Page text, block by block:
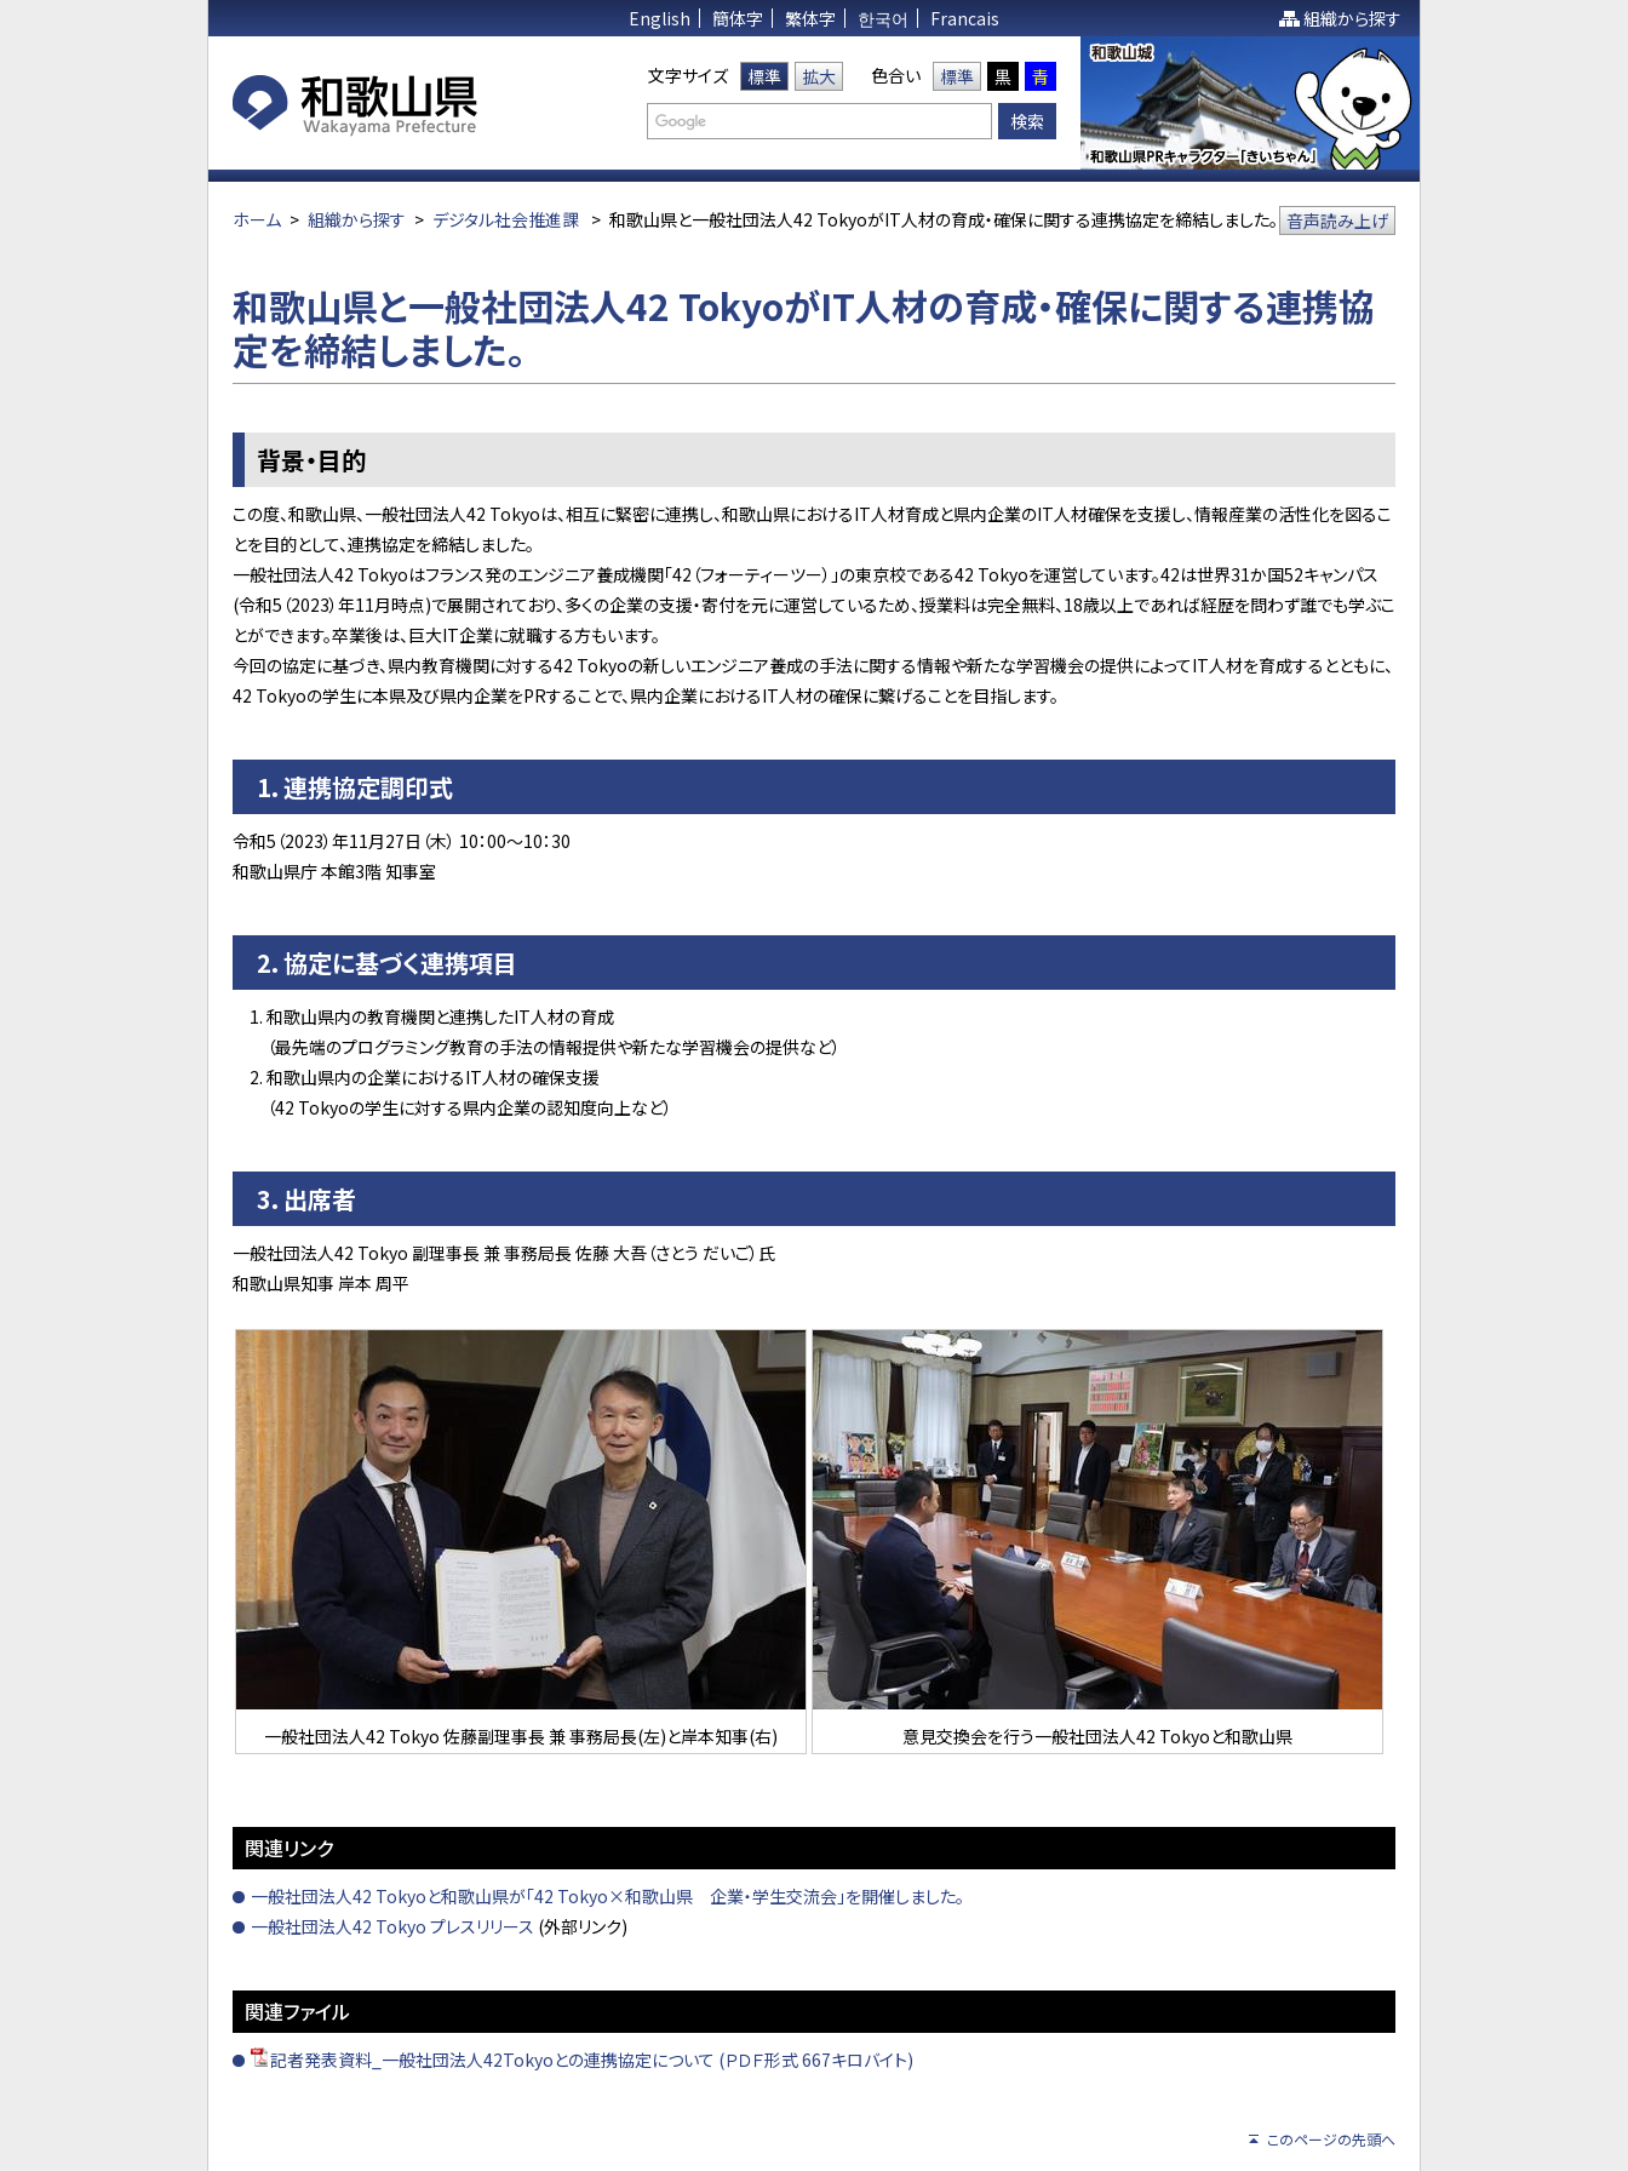
English 簡体字 繁体字 한국어 Francais 組織から探す
文字サイズ 標準 拡大 色合い 標準 黒 青
ホーム > 組織から探す > デジタル社会推進課 > 和歌山県と一般社団法人42 TokyoがIT人材の育成・確保に関する連携協定を締結しました。 音声読み上げ
和歌山県と一般社団法人42 TokyoがIT人材の育成・確保に関する連携協
定を締結しました。
背景・目的
この度、和歌山県、一般社団法人42 Tokyoは、相互に緊密に連携し、和歌山県におけるIT人材育成と県内企業のIT人材確保を支援し、情報産業の活性化を図るこ
とを目的として、連携協定を締結しました。
一般社団法人42 Tokyoはフランス発のエンジニア養成機関「42（フォーティーツー）」の東京校である42 Tokyoを運営しています。42は世界31か国52キャンパス
(令和5（2023）年11月時点)で展開されており、多くの企業の支援・寄付を元に運営しているため、授業料は完全無料、18歳以上であれば経歴を問わず誰でも学ぶこ
とができます。卒業後は、巨大IT企業に就職する方もいます。
今回の協定に基づき、県内教育機関に対する42 Tokyoの新しいエンジニア養成の手法に関する情報や新たな学習機会の提供によってIT人材を育成するとともに、
42 Tokyoの学生に本県及び県内企業をPRすることで、県内企業におけるIT人材の確保に繋げることを目指します。
1．連携協定調印式
令和5（2023）年11月27日（木） 10：00～10：30
和歌山県庁 本館3階 知事室
2．協定に基づく連携項目
和歌山県内の教育機関と連携したIT人材の育成
（最先端のプログラミング教育の手法の情報提供や新たな学習機会の提供など）
和歌山県内の企業におけるIT人材の確保支援
（42 Tokyoの学生に対する県内企業の認知度向上など）
3．出席者
一般社団法人42 Tokyo 副理事長 兼 事務局長 佐藤 大吾（さとう だいご）氏
和歌山県知事 岸本 周平
一般社団法人42 Tokyo 佐藤副理事長 兼 事務局長(左)と岸本知事(右) 意見交換会を行う一般社団法人42 Tokyoと和歌山県
関連リンク
一般社団法人42 Tokyoと和歌山県が「42 Tokyo×和歌山県 企業・学生交流会」を開催しました。
一般社団法人42 Tokyo プレスリリース (外部リンク)
関連ファイル
記者発表資料_一般社団法人42Tokyoとの連携協定について (ＰＤＦ形式 667キロバイト)
このページの先頭へ